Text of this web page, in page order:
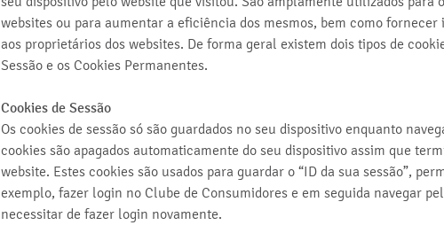
websites ou para aumentar a eficiência dos mesmos, bem como
aos proprietários dos websites. De forma geral existem dois tipos de
Sessão e os Cookies Permanentes.
Cookies de Sessão
Os cookies de sessão só são guardados no seu dispositivo enquanto
cookies são apagados automaticamente do seu dispositivo assim que
website. Estes cookies são usados para guardar o “ID da sua sessão”,
exemplo, fazer login no Clube de Consumidores e em seguida navegar
necessitar de fazer login novamente.